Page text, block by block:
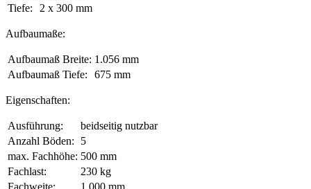
Tiefe:
2 x 300 mm
Aufbaumaße:
Aufbaumaß Breite: 1.056 mm
Aufbaumaß Tiefe:
675 mm
Eigenschaften:
Ausführung:
beidseitig nutzbar
Anzahl Böden:
5
max. Fachhöhe: 500 mm
Fachlast:
230 kg